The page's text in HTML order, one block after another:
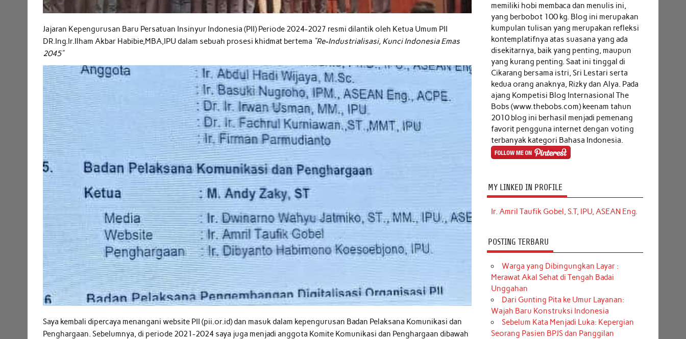
Jajaran Kepengurusan Baru Persatuan Insinyur Indonesia (PII) Periode 2024-2027 resmi dilantik oleh Ketua Umum PII
DR.Ing.Ir.Ilham Akbar Habibie,MBA,IPU dalam sebuah prosesi khidmat bertema “Re-Industrialisasi, Kunci Indonesia Emas
2045”
Saya kembali dipercaya menangani website PII (pii.or.id) dan masuk dalam kepengurusan Badan Pelaksana Komunikasi dan
Penghargaan. Sebelumnya, di periode 2021-2024 saya juga menjadi anggota Komite Komunikasi dan Penghargaan dibawah
memiliki hobi membaca dan menulis ini,
yang berbobot 100 kg. Blog ini merupakan
kumpulan tulisan yang merupakan refleksi
kontemplatifnya atas suasana yang ada
disekitarnya, baik yang penting, maupun
yang kurang penting. Saat ini tinggal di
Cikarang bersama istri, Sri Lestari serta
kedua orang anaknya, Rizky dan Alya. Pada
ajang Kompetisi Blog Internasional The
Bobs (www.thebobs.com) keenam tahun
2010 blog ini berhasil menjadi pemenang
favorit pengguna internet dengan voting
terbanyak kategori Bahasa Indonesia.
MY LINKED IN PROFILE
Ir. Amril Taufik Gobel, S.T, IPU, ASEAN Eng.
POSTING TERBARU
Warga yang Dibingungkan Layar :
Merawat Akal Sehat di Tengah Badai
Unggahan
Dari Gunting Pita ke Umur Layanan:
Wajah Baru Konstruksi Indonesia
Sebelum Kata Menjadi Luka: Kepergian
Seorang Pasien BPJS dan Panggilan